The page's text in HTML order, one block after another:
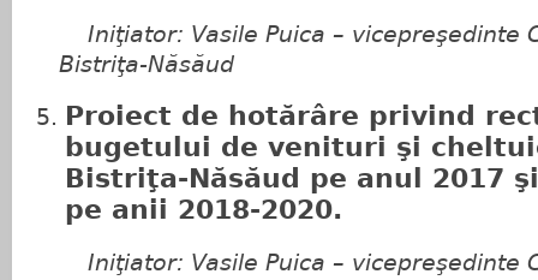
Iniţiator: Vasile Puica – vicepreşedinte
Bistriţa-Năsăud
Proiect de hotărâre privind
bugetului de venituri şi
Bistriţa-Năsăud pe anul 2017
pe anii 2018-2020.
Iniţiator: Vasile Puica – vicepreşedinte